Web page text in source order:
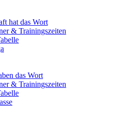
hat das Wort
& Trainingszeiten
das Wort
& Trainingszeiten